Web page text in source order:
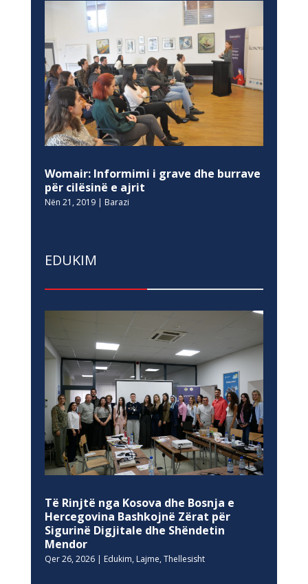
Womair: Informimi i grave dhe burrave
për cilësinë e ajrit
Nën 21, 2019| Barazi
EDUKIM
Të Rinjtë nga Kosova dhe Bosnja e
Hercegovina Bashkojnë Zërat për
Sigurinë Digjitale dhe Shëndetin
Mendor
Qer 26, 2026| Edukim, Lajme, Thellesisht